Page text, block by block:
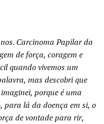
Carcinoma Papilar da
de força, coragem e
quando vivemos um
mas descobri que
porque é uma
para lá da doença em si, o
de vontade para rir,